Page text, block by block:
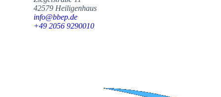
42579 Heiligenhaus
info@bbep.de
+49 2056 9290010